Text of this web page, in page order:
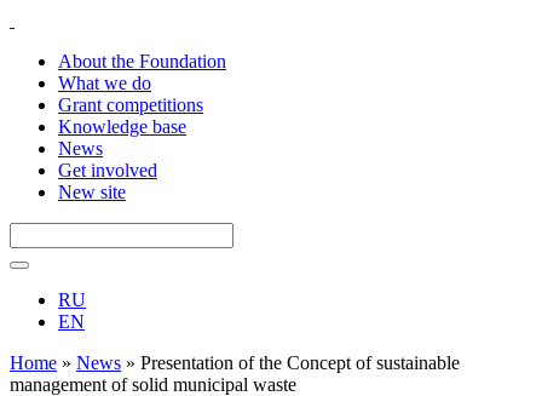
About the Foundation
What we do
Grant competitions
Knowledge base
News
Get involved
New site
RU
EN
Home » News » Presentation of the Concept of sustainable
management of solid municipal waste